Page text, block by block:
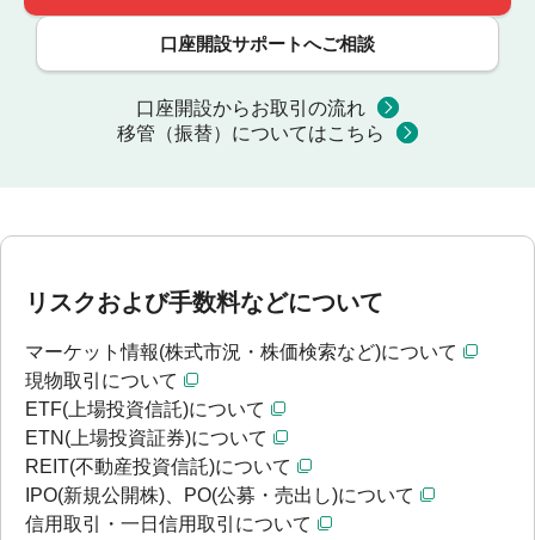
口座開設サポートへご相談
口座開設からお取引の流れ
移管（振替）についてはこちら
リスクおよび手数料などについて
マーケット情報(株式市況・株価検索など)について
現物取引について
ETF(上場投資信託)について
ETN(上場投資証券)について
REIT(不動産投資信託)について
IPO(新規公開株)、PO(公募・売出し)について
信用取引・一日信用取引について